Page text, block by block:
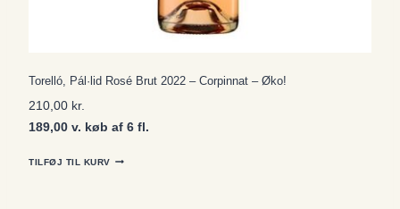
Torelló, Pál·lid Rosé Brut 2022 – Corpinnat – Øko!
210,00 kr.
189,00 v. køb af 6 fl.
TILFØJ TIL KURV